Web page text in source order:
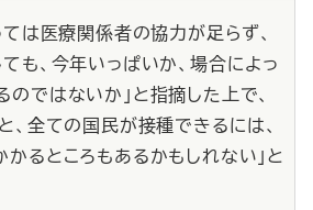
ては医療関係者の協力が足らず、
も、今年いっぱいか、場合によっ
ではないか」と指摘した上で、
、全ての国民が接種できるには、
るところもあるかもしれない」と